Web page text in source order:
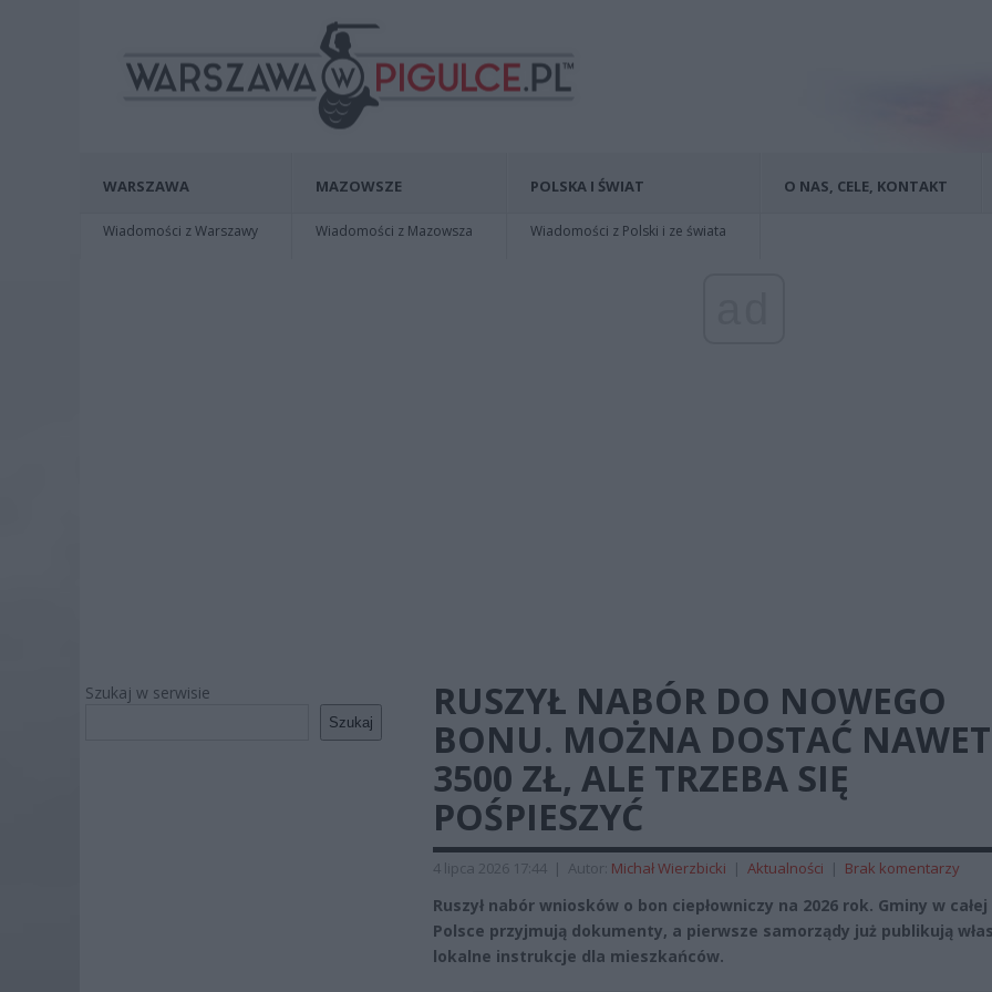
WARSZAWA
Wiadomości z Warszawy
MAZOWSZE
Wiadomości z Mazowsza
POLSKA I ŚWIAT
Wiadomości z Polski i ze świata
O NAS, CELE, KONTAKT
Szukaj w serwisie
Szukaj
RUSZYŁ NABÓR DO NOWEGO
BONU. MOŻNA DOSTAĆ NAWET
3500 ZŁ, ALE TRZEBA SIĘ
POŚPIESZYĆ
4 lipca 2026 17:44 | Autor: Michał Wierzbicki | Aktualności | Brak komentarzy
Ruszył nabór wniosków o bon ciepłowniczy na 2026 rok. Gminy w całej
Polsce przyjmują dokumenty, a pierwsze samorządy już publikują
lokalne instrukcje dla mieszkańców.